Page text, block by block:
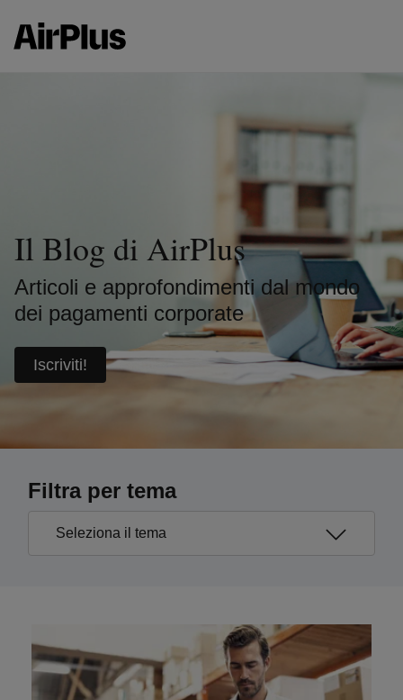
Il Blog di AirPlus
Articoli e approfondimenti dal mondo
dei pagamenti corporate
Iscriviti!
Filtra per tema